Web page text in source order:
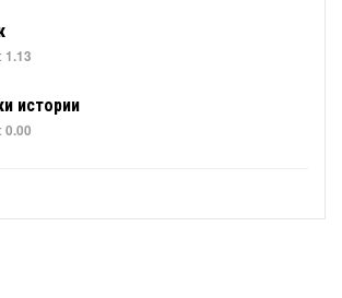
1.13
истории
0.00